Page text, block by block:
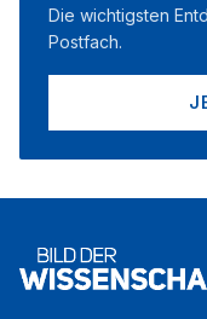
Die wichtigsten
Postfach.